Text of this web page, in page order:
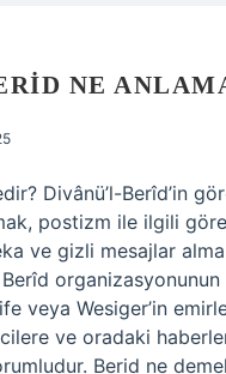
NE
Divânü’l-Berîd’in
postizm ile ilgili
ve gizli mesajlar
Berîd
veya Wesiger’in
ve oradaki
Berid ne